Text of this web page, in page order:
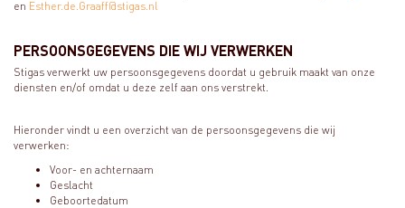
en Esther.de.Graaff@stigas.nl
PERSOONSGEGEVENS DIE WIJ VERWERKEN
Stigas verwerkt uw persoonsgegevens doordat u gebruik maakt van onze
diensten en/of omdat u deze zelf aan ons verstrekt.
Hieronder vindt u een overzicht van de persoonsgegevens die wij
verwerken:
Voor- en achternaam
Geslacht
Geboortedatum